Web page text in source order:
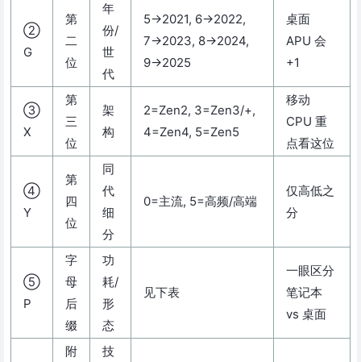
②
G
第
二
位
年
份/
世
代
5→2021, 6→2022,
7→2023, 8→2024,
9→2025
桌面
APU 会
+1
③
X
第
三
位
架
构
2=Zen2, 3=Zen3/+,
4=Zen4, 5=Zen5
移动
CPU 重
点看这位
④
Y
第
四
位
同
代
细
分
0=主流, 5=高频/高端
仅高低之
分
⑤
P
字
母
后
缀
功
耗/
形
态
见下表
一眼区分
笔记本
vs 桌面
附
技